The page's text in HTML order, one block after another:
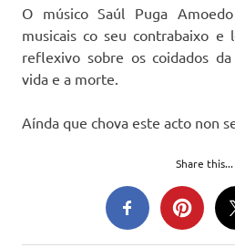
O músico Saúl Puga
musicais co seu contrabaixo e
reflexivo sobre os coidados
vida e a morte.
Aínda que chova este acto non
Share this...